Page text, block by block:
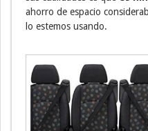
ahorro de espacio
lo estemos usando.